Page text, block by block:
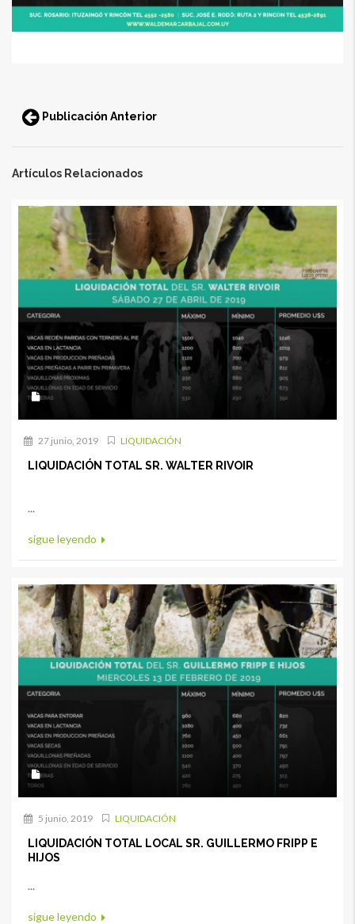
Publicación Anterior
Artículos Relacionados
27 junio, 2019 LIQUIDACIÓN
LIQUIDACIÓN TOTAL SR. WALTER RIVOIR
...
sigue leyendo
5 junio, 2019 LIQUIDACIÓN
LIQUIDACIÓN TOTAL LOCAL SR. GUILLERMO FRIPP E
HIJOS
...
sigue leyendo